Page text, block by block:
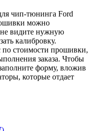
чип-тюнинга Ford
можно
не видите нужную
калибровку.
по стоимости прошивки,
заказа. Чтобы
форму, вложив
которые отдает